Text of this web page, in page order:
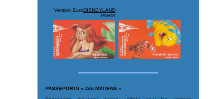
Version EuroDISNEYLAND
PARIS
PASSEPORTS « DALMATIENS »